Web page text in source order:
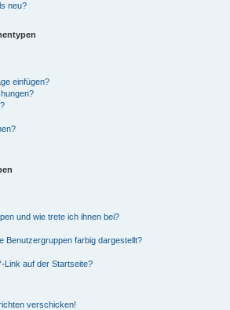
neu?
einfügen?
und wie trete ich ihnen bei?
Benutzergruppen farbig dargestellt?
Link auf der Startseite?
verschicken!